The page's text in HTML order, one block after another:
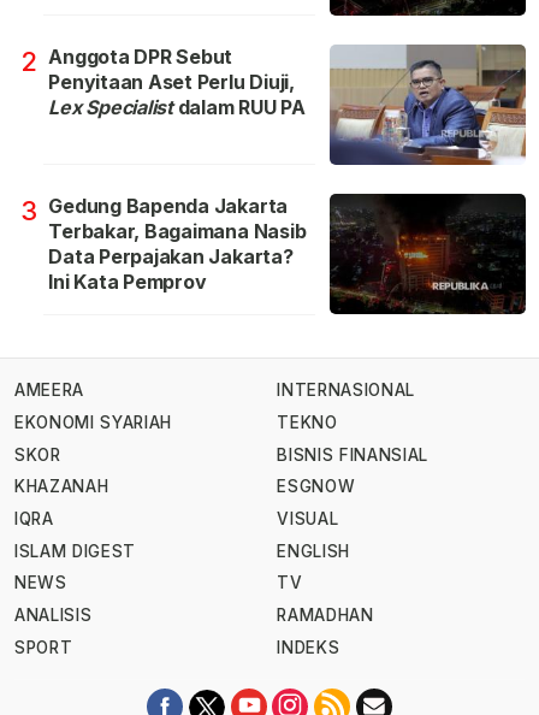
2 Anggota DPR Sebut
Penyitaan Aset Perlu Diuji,
Lex Specialistdalam RUU PA
3 Gedung Bapenda Jakarta
Terbakar, Bagaimana Nasib
Data Perpajakan Jakarta?
Ini Kata Pemprov
AMEERA
EKONOMI SYARIAH
SKOR
KHAZANAH
IQRA
ISLAM DIGEST
NEWS
ANALISIS
SPORT
INTERNASIONAL
TEKNO
BISNIS FINANSIAL
ESGNOW
VISUAL
ENGLISH
TV
RAMADHAN
INDEKS